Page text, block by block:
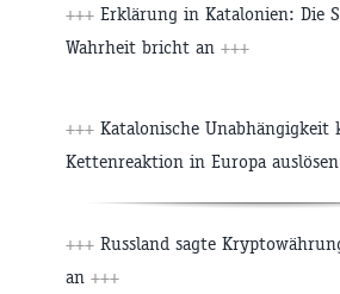
+++ Erklärung in Katalonien: Die
Wahrheit bricht an +++
+++ Katalonische Unabhängigkeit
Kettenreaktion in Europa auslösen
+++ Russland sagte
an +++